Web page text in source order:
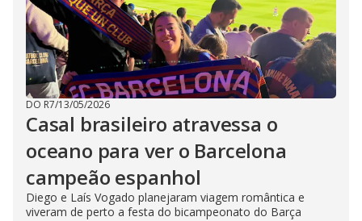
DO R7/13/05/2026
Casal brasileiro atravessa o
oceano para ver o Barcelona
campeão espanhol
Diego e Laís Vogado planejaram viagem romântica e
viveram de perto a festa do bicampeonato do Barça